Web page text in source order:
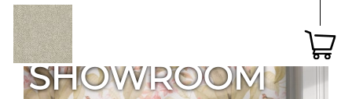
SHOWROOM